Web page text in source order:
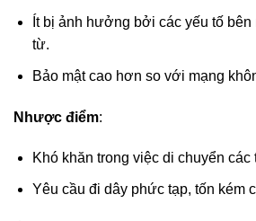
Ít bị ảnh hưởng bởi các yếu tố
từ.
Bảo mật cao hơn so với mạng
Nhược điểm:
Khó khăn trong việc di chuyển các
Yêu cầu đi dây phức tạp, tốn kém